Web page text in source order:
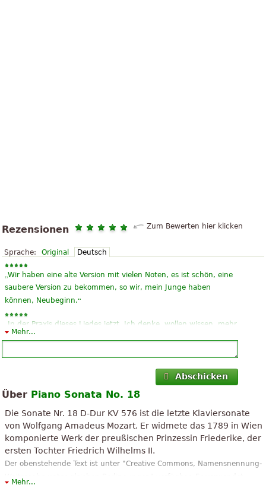
Rezensionen Zum Bewerten hier klicken
Sprache: Original Deutsch
„Wir haben eine alte Version mit vielen Noten, es ist schön, eine
saubere Version zu bekommen, so wir, mein Junge haben
können, Neubeginn.“
In der Praxis dieses Liedes jetzt. Ich denke, wollen wissen, mehr
„
„sehr gute Bewegung und Praxis“
Sehr guter Gedanke
lovelymusic“
„ “
Mehr...
Abschicken
Über Piano Sonata No. 18
Die Sonate Nr. 18 D-Dur KV 576 ist die letzte Klaviersonate
von Wolfgang Amadeus Mozart. Er widmete das 1789 in Wien
komponierte Werk der preußischen Prinzessin Friederike, der
ersten Tochter Friedrich Wilhelms II.
Der obenstehende Text ist unter "Creative Commons, Namensnennung-
Mehr...